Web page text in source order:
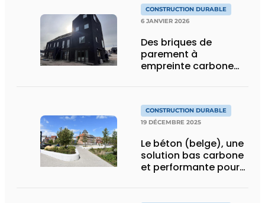
CONSTRUCTION DURABLE
6 JANVIER 2026
Des briques de
parement à
empreinte carbone
durable
CONSTRUCTION DURABLE
19 DÉCEMBRE 2025
Le béton (belge), une
solution bas carbone
et performante pour